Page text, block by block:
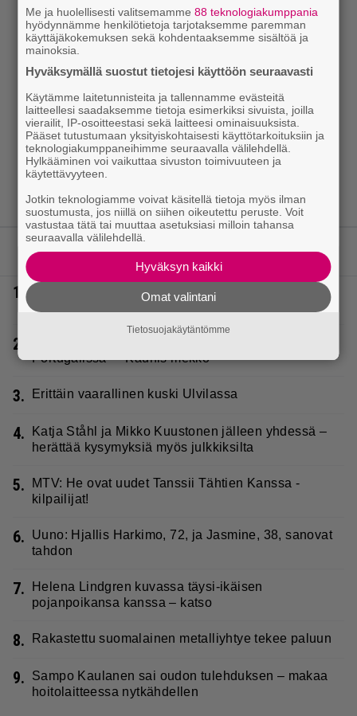
LUETUIMMAT JUTUT
1.
Poliisilla tehovalvonta – tästä kysymys ja näin
kauan kestää
2.
Portugalissa – ”Kaunis mekko”
3. Erittäin vaarallinen kuski Ulvilassa
4.
Katja Ståhl ja Mikko Kuustonen jälleen yhdessä –
herättää kysymyksiä myös julkkiksilta
5.
MTV: He ovat uudet Tanssii Tähtien Kanssa -
kilpailijat!
6.
Uuno: Hjallis Harkimo, 72, ja Jasmine, 38, sanovat
tahdon
7.
Helena Lindgren kuvassa täysi-ikäisen
pojanpoikansa kanssa – katso
8. Rakastettu suomalainen metalliyhtye tekee paluun
9.
Sampo Kaulanen sai oudon tulehduksen – makaa
hoitolaitteessa nytkähdellen
Me ja huolellisesti valitsemamme88 teknologiakumppania
hyödynnämme henkilötietoja tarjotaksemme paremman
käyttäjäkokemuksen sekä kohdentaaksemme sisältöä ja
mainoksia.
Hyväksymällä suostut tietojesi käyttöön seuraavasti
Käytämme laitetunnisteita ja tallennamme evästeitä
laitteellesi saadaksemme tietoja esimerkiksi sivuista, joilla
vierailit, IP-osoitteestasi sekä laitteesi ominaisuuksista.
Pääset tutustumaan yksityiskohtaisesti käyttötarkoituksiin ja
teknologiakumppaneihimme seuraavalla välilehdellä.
Hylkääminen voi vaikuttaa sivuston toimivuuteen ja
käytettävyyteen.
Jotkin teknologiamme voivat käsitellä tietoja myös ilman
suostumusta, jos niillä on siihen oikeutettu peruste. Voit
vastustaa tätä tai muuttaa asetuksiasi milloin tahansa
seuraavalla välilehdellä.
Hyväksyn kaikki
Omat valintani
Tietosuojakäytäntömme